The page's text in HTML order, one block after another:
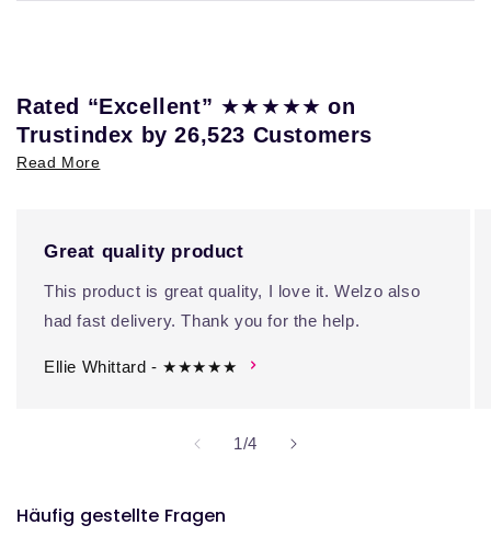
Rated “Excellent” ★★★★★on
Trustindex by 26,523 Customers
Read More
Great quality product
This product is great quality, I love it. Welzo also
had fast delivery. Thank you for the help.
Ellie Whittard - ★★★★★
1/von
4
Häufig gestellte Fragen